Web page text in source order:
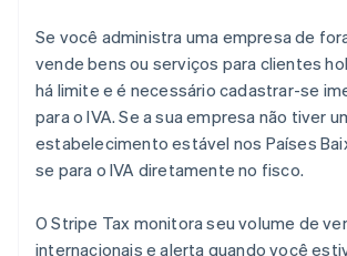
Se você administra uma empresa de
vende bens ou serviços para clientes
há limite e é necessário cadastrar-se
para o IVA. Se a sua empresa não tiver
estabelecimento estável nos Países
se para o IVA diretamente no fisco.
O Stripe Tax monitora seu volume de
internacionais e alerta quando você